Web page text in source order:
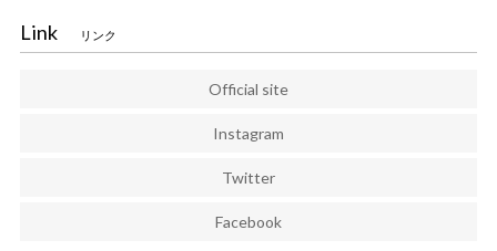
Link リンク
Official site
Instagram
Twitter
Facebook